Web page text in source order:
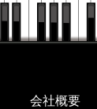
会社概要